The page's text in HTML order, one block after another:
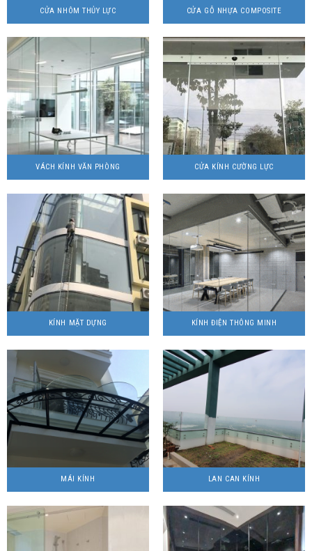
CỬA NHÔM THỦY LỰC CỬA GỖ NHỰA COMPOSITE
VÁCH KÍNH VĂN PHÒNG CỬA KÍNH CƯỜNG LỰC
KÍNH MẶT DỰNG KÍNH ĐIỆN THÔNG MINH
MÁI KÍNH LAN CAN KÍNH